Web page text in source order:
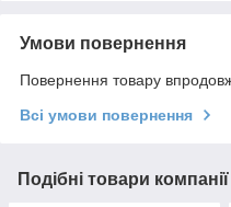
Умови повернення
Повернення товару
Всі умови повернення
Подібні товари компанії